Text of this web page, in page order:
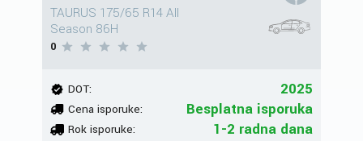
TAURUS 175/65 R14 All
Season 86H
0
DOT: 2025
Cena isporuke: Besplatna isporuka
Rok isporuke: 1-2 radna dana